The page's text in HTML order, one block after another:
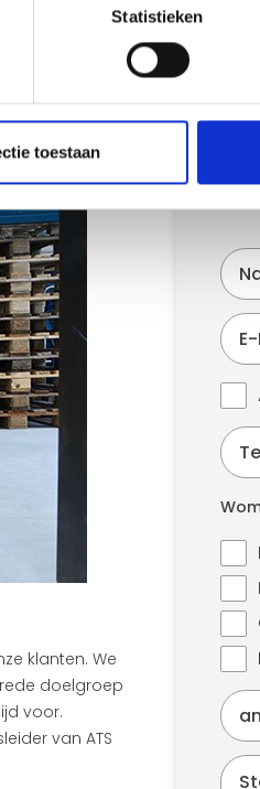
Statistieken
toestaan
Es
unsere
klanten. We
doelgroep
voor.
van ATS